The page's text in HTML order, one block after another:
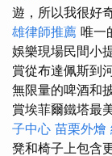
遊，所以我很好
雄律師推薦 唯一
娛樂現場民間小
賞從布達佩斯到
無限量的啤酒和
賞埃菲爾鐵塔最
子中心 苗栗外燴
凳和椅子上包含